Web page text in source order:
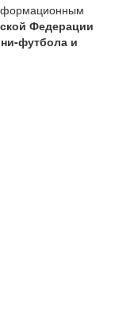
Федерации
футбола и